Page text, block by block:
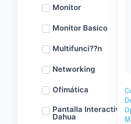
Monitor
Monitor Basico
Multifunci??n
Networking
Ofimática
Pantalla Interactiva
Dahua